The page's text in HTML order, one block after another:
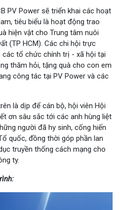
PV Power sẽ triển khai các hoạt
tiêu biểu là hoạt động trao
hiện vật cho Trung tâm nuôi
(TP HCM). Các chi hội trực
tổ chức chính trị - xã hội tại
thăm hỏi, tặng quà cho con em
công tác tại PV Power và các
là dịp để cán bộ, hội viên Hội
ơn sâu sắc tới các anh hùng liệt
người đã hy sinh, cống hiến
quốc, đồng thời góp phần lan
truyền thống cách mạng cho
ty.